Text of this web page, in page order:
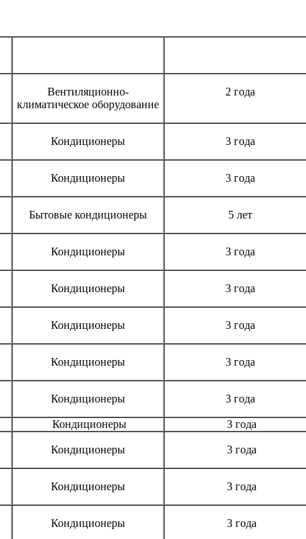
Вентиляционно-
климатическое оборудование
2 года
Кондиционеры 3 года
Кондиционеры 3 года
Бытовые кондиционеры 5 лет
Кондиционеры 3 года
Кондиционеры 3 года
Кондиционеры 3 года
Кондиционеры 3 года
Кондиционеры 3 года
Кондиционеры 3 года
Кондиционеры 3 года
Кондиционеры 3 года
Кондиционеры 3 года